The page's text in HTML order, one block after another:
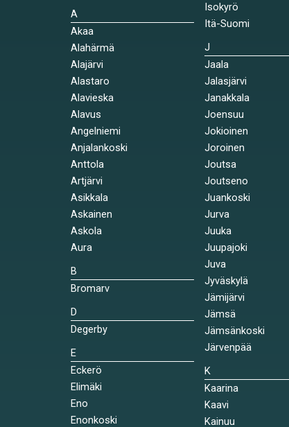
A
Akaa
Alahärmä
Alajärvi
Alastaro
Alavieska
Alavus
Angelniemi
Anjalankoski
Anttola
Artjärvi
Asikkala
Askainen
Askola
Aura
B
Bromarv
D
Degerby
E
Eckerö
Elimäki
Eno
Enonkoski
Isokyrö
Itä-Suomi
J
Jaala
Jalasjärvi
Janakkala
Joensuu
Jokioinen
Joroinen
Joutsa
Joutseno
Juankoski
Jurva
Juuka
Juupajoki
Juva
Jyväskylä
Jämijärvi
Jämsä
Jämsänkoski
Järvenpää
K
Kaarina
Kaavi
Kainuu